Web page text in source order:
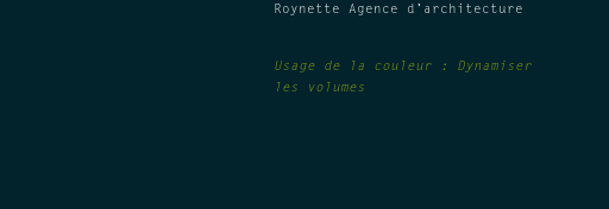
Roynette Agence d’architecture
Usage de la couleur : Dynamiser
les volumes